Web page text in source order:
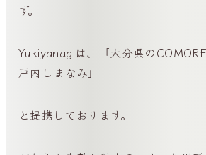
ず。
Yukiyanagiは、「大分県の
戸内しまなみ」
と提携しております。